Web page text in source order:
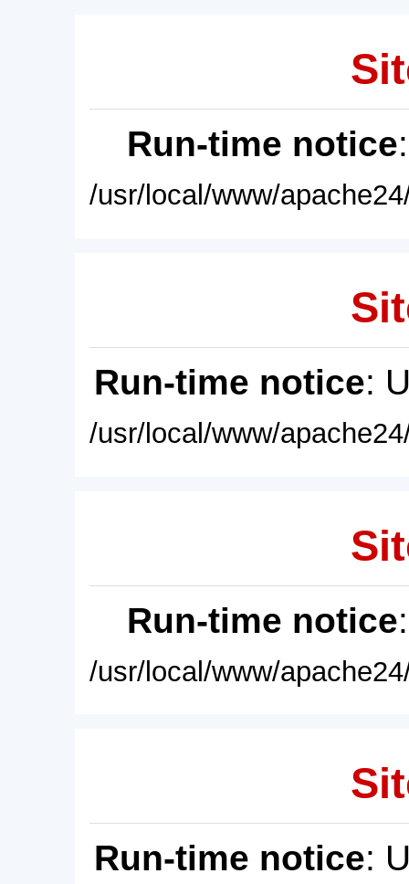
Run-time notice
/usr/local/www/
Run-time notice:
/usr/local/www/
Run-time notice
/usr/local/www/
Run-time notice: